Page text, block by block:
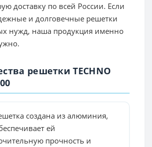
доставку по всей России. Если
и долговечные решетки
нужд, наша продукция именно
решетки TECHNO
создана из алюминия,
ей
прочность и